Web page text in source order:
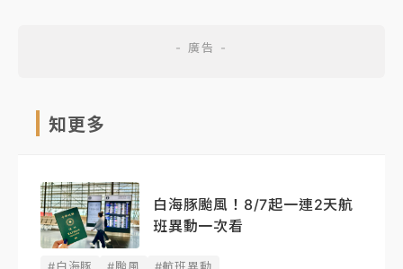
知更多
白海豚颱風！8/7起一連2天航
班異動一次看
#白海豚 #颱風 #航班異動